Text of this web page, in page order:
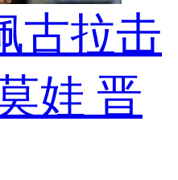
古拉击
娃 晋